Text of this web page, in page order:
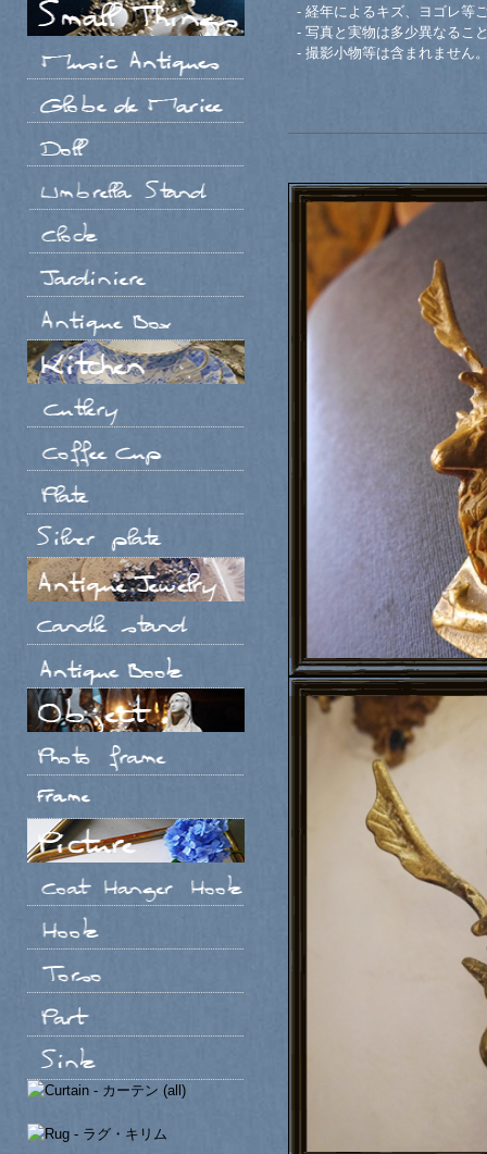
- 経年によるキズ、ヨゴレ等
- 写真と実物は多少異なるこ
- 撮影小物等は含まれません